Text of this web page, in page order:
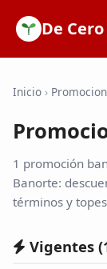
De
SOFIPOs
Bancos
Inicio ›
1 promoción
Banorte:
términos y
Vigentes (